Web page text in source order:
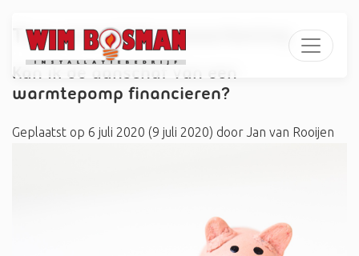
Tag:energiebespaarlening
Kan ik de aanschaf van een
warmtepomp financieren?
Geplaatst op 6 juli 2020 (9 juli 2020) door Jan van Rooijen